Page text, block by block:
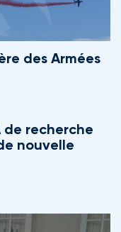
des Armées
de recherche
nouvelle